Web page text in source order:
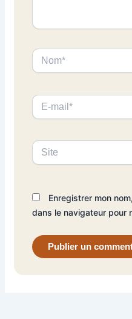
Nom*
E-
mail*
Site
Enregistrer mon
dans le navigateur pour